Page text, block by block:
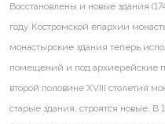
Восстановлены и новые здания
году Костромской епархии
монастырские здания теперь
помещений и под архиерейские
второй половине XVIII столетия
старые здания, строятся новые. В